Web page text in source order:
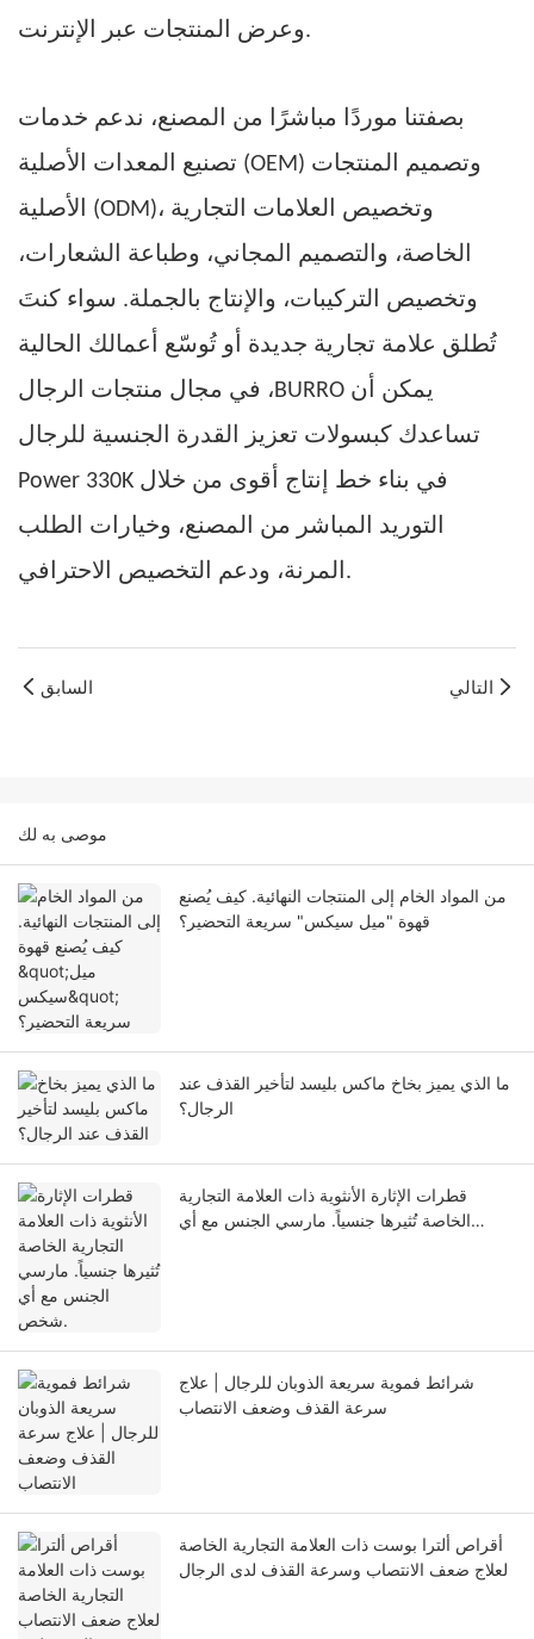
وعرض المنتجات عبر الإنترنت.
بصفتنا موردًا مباشرًا من المصنع، ندعم خدمات
تصنيع المعدات الأصلية (OEM) وتصميم المنتجات
الأصلية (ODM)، وتخصيص العلامات التجارية
الخاصة، والتصميم المجاني، وطباعة الشعارات،
وتخصيص التركيبات، والإنتاج بالجملة. سواء كنتَ
تُطلق علامة تجارية جديدة أو تُوسّع أعمالك الحالية
في مجال منتجات الرجال ،BURRO يمكن أن
تساعدك كبسولات تعزيز القدرة الجنسية للرجال
Power 330K في بناء خط إنتاج أقوى من خلال
التوريد المباشر من المصنع، وخيارات الطلب
المرنة، ودعم التخصيص الاحترافي.
السابق التالي
موصى به لك
من المواد الخام إلى المنتجات النهائية. كيف يُصنع
قهوة "ميل سيكس" سريعة التحضير؟
ما الذي يميز بخاخ ماكس بليسد لتأخير القذف عند
الرجال؟
قطرات الإثارة الأنثوية ذات العلامة التجارية
الخاصة تُثيرها جنسياً. مارسي الجنس مع أي
شرائط فموية سريعة الذوبان للرجال | علاج
سرعة القذف وضعف الانتصاب
أقراص ألترا بوست ذات العلامة التجارية الخاصة
لعلاج ضعف الانتصاب وسرعة القذف لدى الرجال